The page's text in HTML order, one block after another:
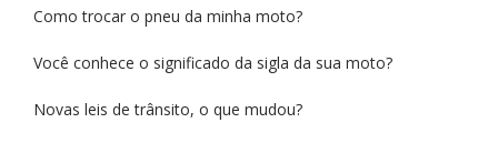
Como trocar o pneu da minha moto?
Você conhece o significado da sigla da sua moto?
Novas leis de trânsito, o que mudou?